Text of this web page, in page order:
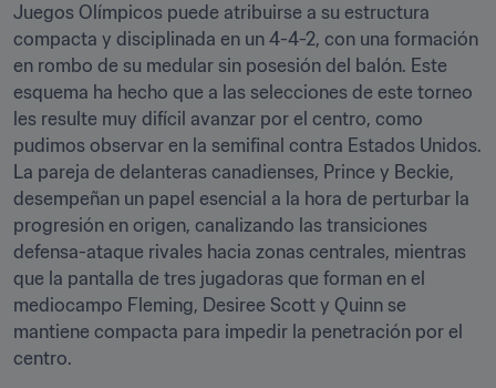
Juegos Olímpicos puede atribuirse a su estructura
compacta y disciplinada en un 4-4-2, con una formación
en rombo de su medular sin posesión del balón. Este
esquema ha hecho que a las selecciones de este torneo
les resulte muy difícil avanzar por el centro, como
pudimos observar en la semifinal contra Estados Unidos.
La pareja de delanteras canadienses, Prince y Beckie,
desempeñan un papel esencial a la hora de perturbar la
progresión en origen, canalizando las transiciones
defensa-ataque rivales hacia zonas centrales, mientras
que la pantalla de tres jugadoras que forman en el
mediocampo Fleming, Desiree Scott y Quinn se
mantiene compacta para impedir la penetración por el
centro.